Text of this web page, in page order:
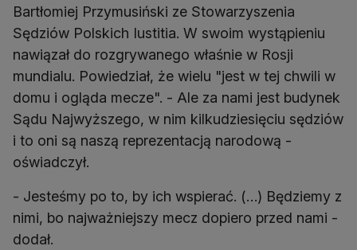
Bartłomiej Przymusiński ze Stowarzyszenia
Sędziów Polskich Iustitia. W swoim wystąpieniu
nawiązał do rozgrywanego właśnie w Rosji
mundialu. Powiedział, że wielu "jest w tej chwili w
domu i ogląda mecze". - Ale za nami jest budynek
Sądu Najwyższego, w nim kilkudziesięciu sędziów
i to oni są naszą reprezentacją narodową -
oświadczył.
- Jesteśmy po to, by ich wspierać. (…) Będziemy z
nimi, bo najważniejszy mecz dopiero przed nami -
dodał.